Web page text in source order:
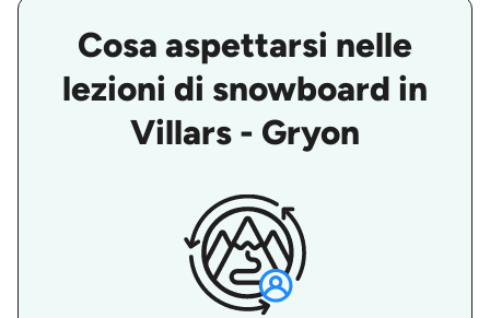
Cosa aspettarsi nelle
lezioni di snowboard in
Villars - Gryon